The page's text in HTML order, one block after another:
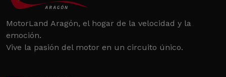
MotorLand Aragón, el hogar de la velocidad y la
emoción.
Vive la pasión del motor en un circuito único.